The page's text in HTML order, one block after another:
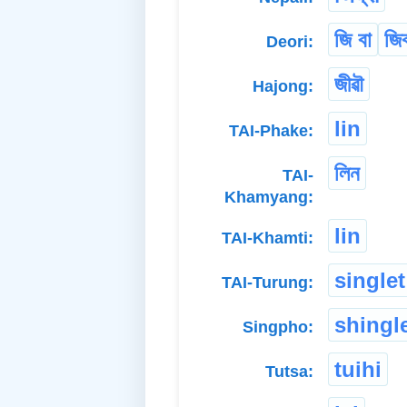
Deori: জি বা
Hajong: জীৱৗ
TAI-Phake: lin
TAI-
Khamyang:
লিন
TAI-Khamti: lin
TAI-Turung: singlet
Singpho:
Tutsa:
tuihi